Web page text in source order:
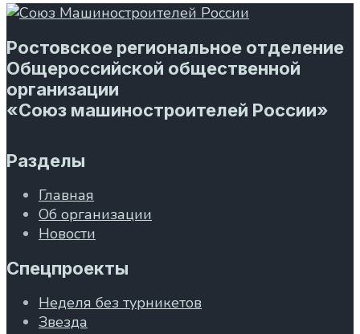
Ростовское региональное отделение
Общероссийской общественной
организации
«Союз машиностроителей России»
Разделы
Главная
Об организации
Новости
Спецпроекты
Неделя без турникетов
Звезда